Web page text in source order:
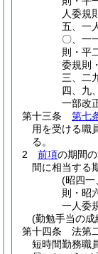
人委規
五、一
〇、一
則・平
委規則
三、二
四、九
一部改
第十三条
第七
用を受ける職
る。
2
前項の期間の
間に相当する
(昭四一
則・昭
一人委
(勤勉手当の成
第十四条
法第
短時間勤務職